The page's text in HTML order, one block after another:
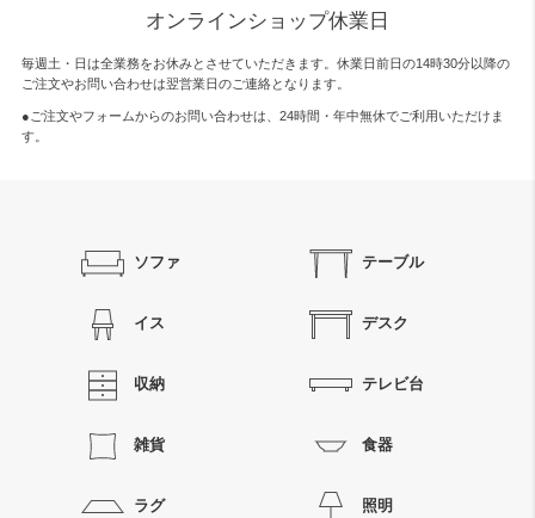
オンラインショップ休業日
毎週土・日は全業務をお休みとさせていただきます。休業日前日の14時30分以降の
ご注文やお問い合わせは翌営業日のご連絡となります。
●ご注文やフォームからのお問い合わせは、 24時間・年中無休でご利用いただけま
す。
ソファ テーブル
イス デスク
収納 テレビ台
雑貨 食器
ラグ 照明